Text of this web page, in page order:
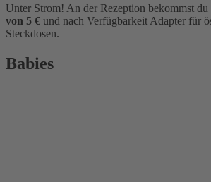
Unter Strom! An der Rezeption bekommst du
von 5 € und nach Verfügbarkeit Adapter für
Steckdosen.
Babies